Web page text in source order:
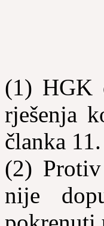
(1) HGK
rješenja
članka
(2)
nije